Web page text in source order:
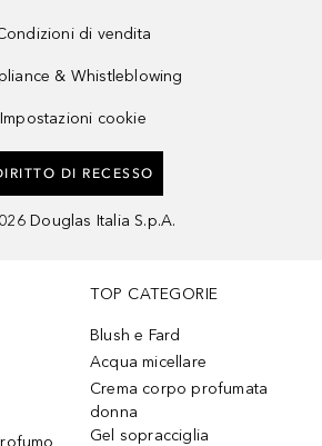
di vendita
& Whistleblowing
Impostazioni cookie
DI RECESSO
Douglas Italia S.p.A.
TOP CATEGORIE
Blush e Fard
Acqua micellare
Crema corpo profumata
donna
Gel sopracciglia